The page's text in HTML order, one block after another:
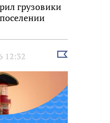
грузовики
12:32
Выбрать